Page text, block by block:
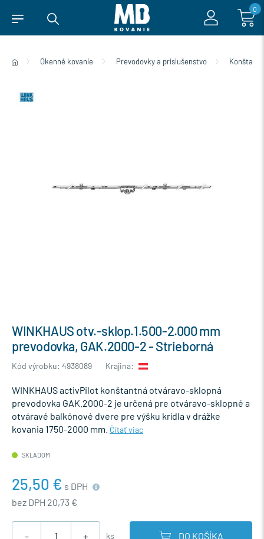
0
Okenné kovanie Prevodovky a príslušenstvo
WINKHAUS otv.-sklop.1.500-2.000 mm
prevodovka, GAK.2000-2 - Strieborná
Kód výrobku: 4938089 Krajina:
WINKHAUS activPilot konštantná otváravo-sklopná
prevodovka GAK.2000-2 je určená pre otváravo-sklopné a
otváravé balkónové dvere pre výšku krídla v drážke
kovania 1750-2000 mm. Čítať viac
SKLADOM
25,50 € s DPH
bez DPH 20,73 €
- + ks DO KOŠÍKA